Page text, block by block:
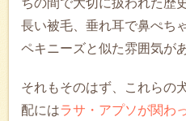
ちの間で大切に扱われた歴
長い被毛、垂れ耳で鼻ぺち
ペキニーズと似た雰囲気が
それもそのはず、これらの
配にはラサ・アプソが関わ